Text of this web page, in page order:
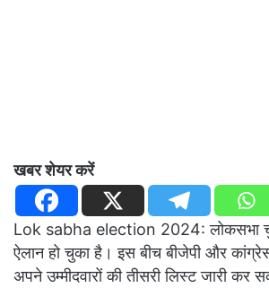
खबर शेयर करें
Lok sabha election 2024: लोकसभा
ऐलान हो चुका है। इस बीच बीजेपी और
अपने उम्मीदवारों की तीसरी लिस्ट जारी